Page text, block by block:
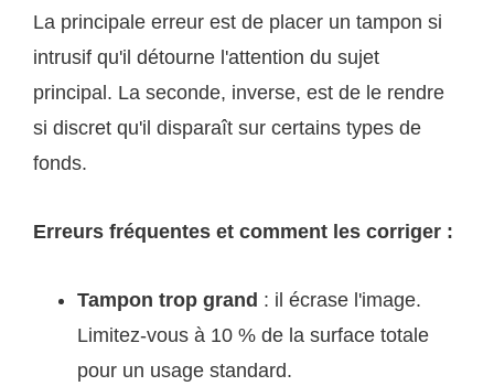
La principale erreur est de placer un tampon si
intrusif qu'il détourne l'attention du sujet
principal. La seconde, inverse, est de le rendre
si discret qu'il disparaît sur certains types de
fonds.
Erreurs fréquentes et comment les corriger :
Tampon trop grand : il écrase l'image.
Limitez-vous à 10 % de la surface totale
pour un usage standard.